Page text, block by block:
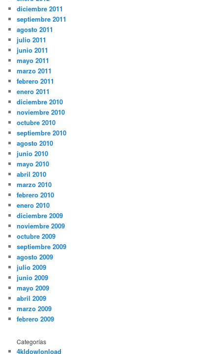
diciembre 2011
septiembre 2011
agosto 2011
julio 2011
junio 2011
mayo 2011
marzo 2011
febrero 2011
enero 2011
diciembre 2010
noviembre 2010
octubre 2010
septiembre 2010
agosto 2010
junio 2010
mayo 2010
abril 2010
marzo 2010
febrero 2010
enero 2010
diciembre 2009
noviembre 2009
octubre 2009
septiembre 2009
agosto 2009
julio 2009
junio 2009
mayo 2009
abril 2009
marzo 2009
febrero 2009
Categorías
4kldowlonload